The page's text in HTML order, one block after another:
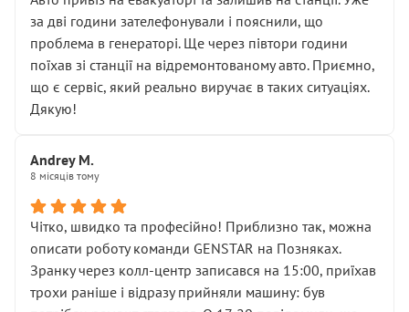
чіткого пояснення
( ну все зняли та доробили) дякую!
Окремий момент, який виглядає абсурдно:
мені заявили, що бачок гальмівної рідини потрібно
міняти разом із головним гальмівним циліндром у
Для людини, яка хоча б трохи розуміється на техніці,
це звучить як мінімум непрофесійно, а як максимум —
спроба продати дорогий вузол замість елементарних
ущільнювачів.
Що прикро — це не перший мій візит. Раніше міняв у
вас стартер, і тоді сервіс наче справив хороше
враження. Але згодом знайшов декілька гайок під
лобовим склом. Мені пояснили, що це “старі гайки, які
за дві години зателефонували і пояснили, що
проблема в генераторі. Ще через півтори години
поїхав зі станції на відремонтованому авто. Приємно,
що є сервіс, який реально виручає в таких ситуаціях.
Дякую!
Andrey M.
8 місяців тому
Чітко, швидко та професійно! Приблизно так, можна
описати роботу команди GENSTAR на Позняках.
Зранку через колл-центр записався на 15:00, приїхав
трохи раніше і відразу прийняли машину: був